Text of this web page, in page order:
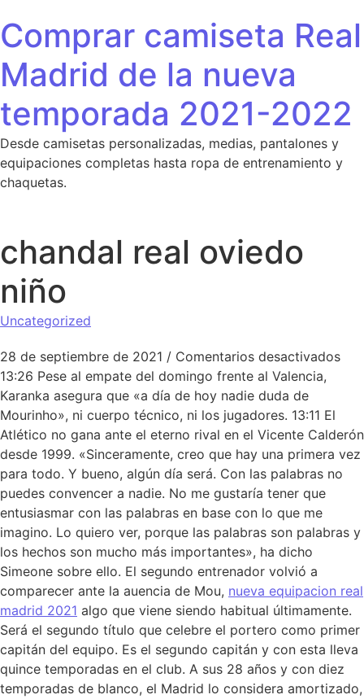
Comprar camiseta Real
Madrid de la nueva
temporada 2021-2022
Desde camisetas personalizadas, medias, pantalones y
equipaciones completas hasta ropa de entrenamiento y
chaquetas.
chandal real oviedo
niño
Uncategorized
28 de septiembre de 2021 / Comentarios desactivadosen
13:26 Pese al empate del domingo frente al Valencia,
Karanka asegura que «a día de hoy nadie duda de
Mourinho», ni cuerpo técnico, ni los jugadores. 13:11 El
Atlético no gana ante el eterno rival en el Vicente Calderón
desde 1999. «Sinceramente, creo que hay una primera vez
para todo. Y bueno, algún día será. Con las palabras no
puedes convencer a nadie. No me gustaría tener que
entusiasmar con las palabras en base con lo que me
imagino. Lo quiero ver, porque las palabras son palabras y
los hechos son mucho más importantes», ha dicho
Simeone sobre ello. El segundo entrenador volvió a
comparecer ante la auencia de Mou, nueva equipacion real
madrid 2021 algo que viene siendo habitual últimamente.
Será el segundo título que celebre el portero como primer
capitán del equipo. Es el segundo capitán y con esta lleva
quince temporadas en el club. A sus 28 años y con diez
temporadas de blanco, el Madrid lo considera amortizado,